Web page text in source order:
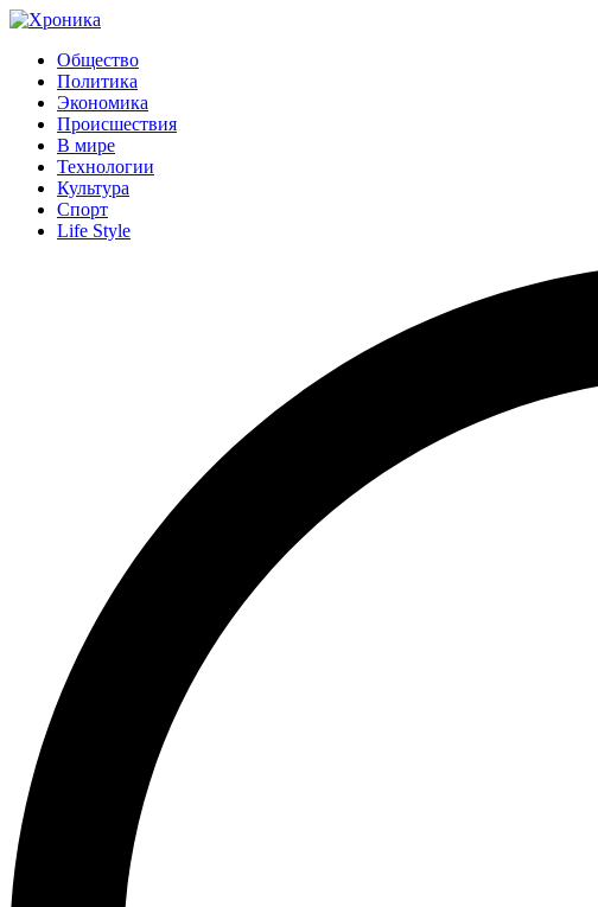
Общество
Политика
Экономика
Происшествия
В мире
Технологии
Культура
Спорт
Life Style